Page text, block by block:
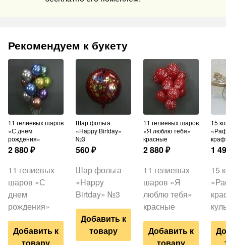
Рекомендуем к букету
11 гелиевых шаров
«С днем
рождения»
2 880₽
11 гелиевых
шаров «С
днем
рождения»
Добавить к
Шар фольга
«Happy Birtday»
№3
560₽
Шар фольга
«Happy
Birtday» №3
Добавить к
товару
11 гелиевых шаров
«Я люблю тебя»
красные
2 880₽
11 гелиевых
шаров «Я
люблю тебя»
красные
Добавить к
15 конфет
1
15